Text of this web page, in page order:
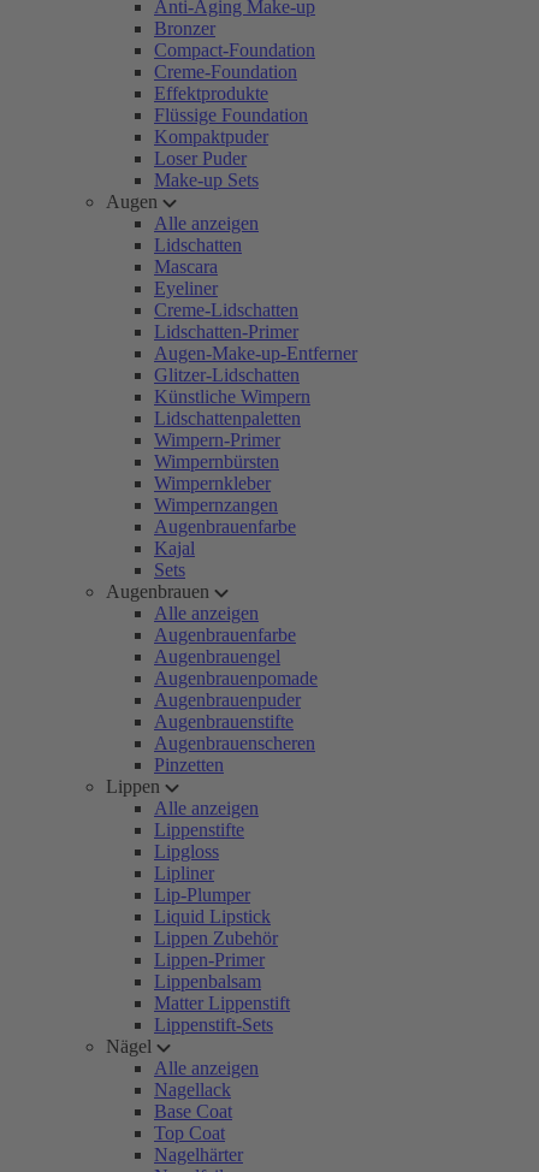
Anti-Aging Make-up
Bronzer
Compact-Foundation
Creme-Foundation
Effektprodukte
Flüssige Foundation
Kompaktpuder
Loser Puder
Make-up Sets
Augen
Alle anzeigen
Lidschatten
Mascara
Eyeliner
Creme-Lidschatten
Lidschatten-Primer
Augen-Make-up-Entferner
Glitzer-Lidschatten
Künstliche Wimpern
Lidschattenpaletten
Wimpern-Primer
Wimpernbürsten
Wimpernkleber
Wimpernzangen
Augenbrauenfarbe
Kajal
Sets
Augenbrauen
Alle anzeigen
Augenbrauenfarbe
Augenbrauengel
Augenbrauenpomade
Augenbrauenpuder
Augenbrauenstifte
Augenbrauenscheren
Pinzetten
Lippen
Alle anzeigen
Lippenstifte
Lipgloss
Lipliner
Lip-Plumper
Liquid Lipstick
Lippen Zubehör
Lippen-Primer
Lippenbalsam
Matter Lippenstift
Lippenstift-Sets
Nägel
Alle anzeigen
Nagellack
Base Coat
Top Coat
Nagelhärter